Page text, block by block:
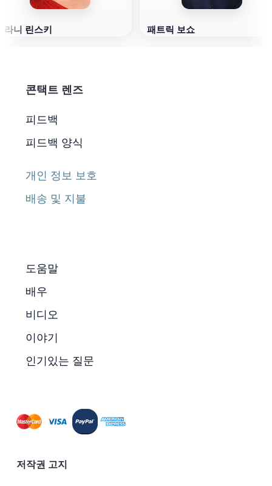
라니 린스키 패트릭 보쇼
콘택트 렌즈
피드백
피드백 양식
개인 정보 보호
배송 및 지불
도움말
배우
비디오
이야기
인기있는 질문
저작권 고지